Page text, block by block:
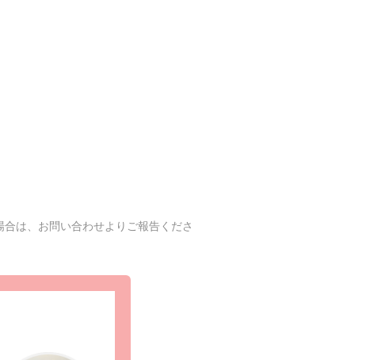
は、お問い合わせよりご報告くださ